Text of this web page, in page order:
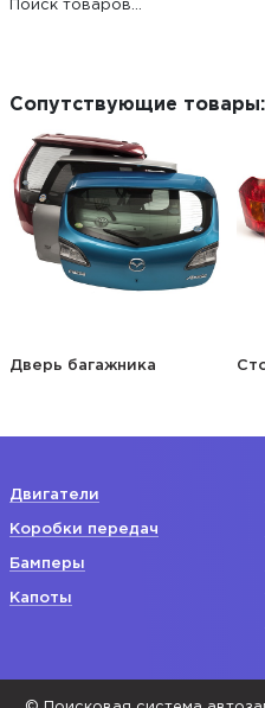
Поиск товаров...
Сопутствующие товары:
Дверь багажника
Двигатели
Коробки передач
Бамперы
Капоты